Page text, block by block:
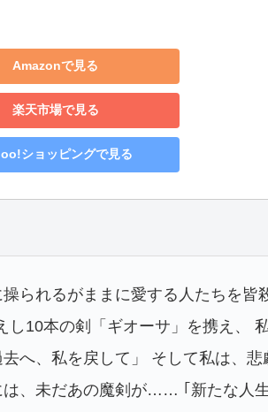
Amazonで見る
楽天市場で見る
ショッピングで見る
られるがままに愛する人たちを皆
10本の剣「ギオーサ」を携え、
へ、私を戻して」 そして私は、悲
、未だあの魔剣が…… ｢新たな人